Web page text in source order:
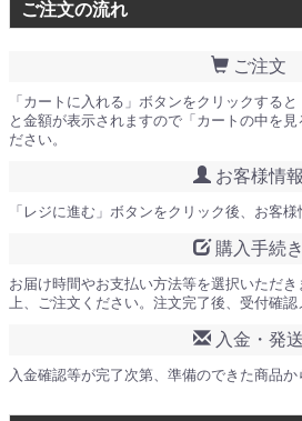
ご注文の流れ
ご注文
「カートに入れる」ボタンをクリックする
と金額が表示されますので「カートの中を見
ださい。
お客様情報
「レジに進む」ボタンをクリック後、お客
購入手続き
お届け時間やお支払い方法等を選択いただ
上、ご注文ください。注文完了後、受付確
入金・発送
入金確認等が完了次第、準備のできた商品か